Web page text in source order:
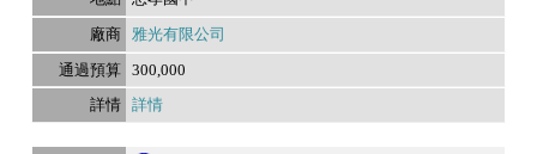
雅光有限公司
300,000
詳情